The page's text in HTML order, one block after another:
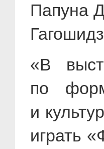
Папуна
«В
по
и
играть